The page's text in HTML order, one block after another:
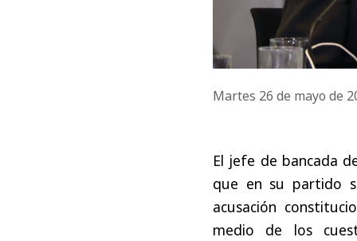
Martes 26 de mayo de
El jefe de bancada
que en su partido
acusación
medio de los